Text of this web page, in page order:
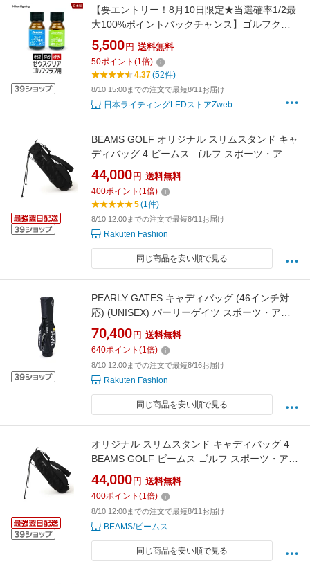
【要エントリー！8月10日限定★当選確率1/2最
大100%ポイントバックチャンス】ゴルフクラ
ブ用 ガラスコーティング剤 ドライバー アイア
ン パター ウェッジ ユーティリティ フェアウェ
イウッド
5,500 円 送料無料
50ポイント (1倍)
4.37(52件)
8/10 15:00までの注文で最短8/11お届け
日本ライティングLEDストアZweb
BEAMS GOLF オリジナル スリムスタンド キャ
ディバッグ 4 ビームス ゴルフ スポーツ・アウ
トドア用品 ゴルフグッズ グリーン ブラック
【送料無料】
44,000 円 送料無料
400ポイント (1倍)
5(1件)
8/10 12:00までの注文で最短8/11お届け
Rakuten Fashion
同じ商品を安い順で見る
PEARLY GATES キャディバッグ (46インチ対
応) (UNISEX) パーリーゲイツ スポーツ・アウ
トドア用品 ゴルフグッズ ネイビー【送料無
料】
70,400 円 送料無料
640ポイント (1倍)
8/10 12:00までの注文で最短8/16お届け
Rakuten Fashion
同じ商品を安い順で見る
オリジナル スリムスタンド キャディバッグ 4
BEAMS GOLF ビームス ゴルフ スポーツ・アウ
トドア用品 ゴルフグッズ ブラック グリーン
【送料無料】[Rakuten Fashion]
44,000 円 送料無料
400ポイント (1倍)
8/10 12:00までの注文で最短8/11お届け
BEAMS/ビームス
同じ商品を安い順で見る